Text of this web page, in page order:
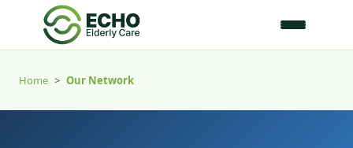
Home > Our Network